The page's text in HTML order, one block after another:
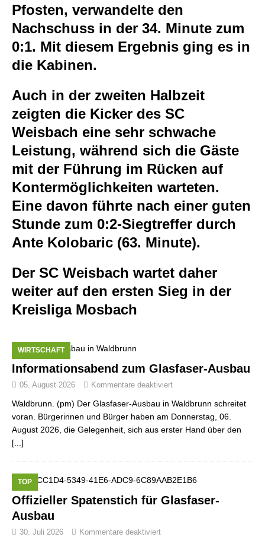
Pfosten, verwandelte den
Nachschuss in der 34. Minute zum
0:1. Mit diesem Ergebnis ging es in
die Kabinen.
Auch in der zweiten Halbzeit
zeigten die Kicker des SC
Weisbach eine sehr schwache
Leistung, während sich die Gäste
mit der Führung im Rücken auf
Kontermöglichkeiten warteten.
Eine davon führte nach einer guten
Stunde zum 0:2-Siegtreffer durch
Ante Kolobaric (63. Minute).
Der SC Weisbach wartet daher
weiter auf den ersten Sieg in der
Kreisliga Mosbach
Informationsabend zum Glasfaser-Ausbau
WIRTSCHAFT
05. August 2026 Kommentare deaktiviert
Waldbrunn. (pm) Der Glasfaser-Ausbau in Waldbrunn schreitet
voran. Bürgerinnen und Bürger haben am Donnerstag, 06.
August 2026, die Gelegenheit, sich aus erster Hand über den
[...]
Offizieller Spatenstich für Glasfaser-
Ausbau
TOP
30. Juli 2026 Kommentare deaktiviert